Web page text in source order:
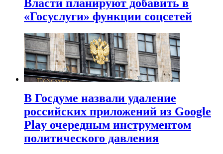
Власти планируют добавить в
«Госуслуги» функции соцсетей
В Госдуме назвали удаление
российских приложений из Google
Play очередным инструментом
политического давления